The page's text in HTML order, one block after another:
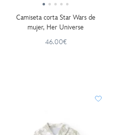
Camiseta corta Star Wars de
mujer, Her Universe
46.00€